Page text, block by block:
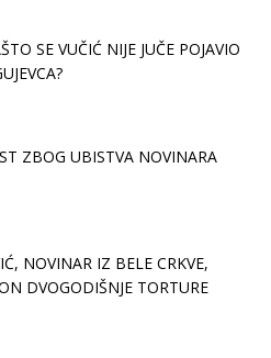
SE VUČIĆ NIJE JUČE POJAVIO
ZBOG UBISTVA NOVINARA
NOVINAR IZ BELE CRKVE,
DVOGODIŠNJE TORTURE